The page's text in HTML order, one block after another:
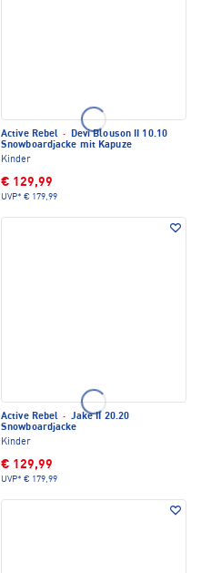
Active Rebel ·
Devi Blouson II 10.10
Snowboardjacke mit Kapuze
Kinder
€ 129,99
UVP* € 179,99
Active Rebel · Jake II 20.20
Snowboardjacke
Kinder
€ 129,99
UVP* € 179,99